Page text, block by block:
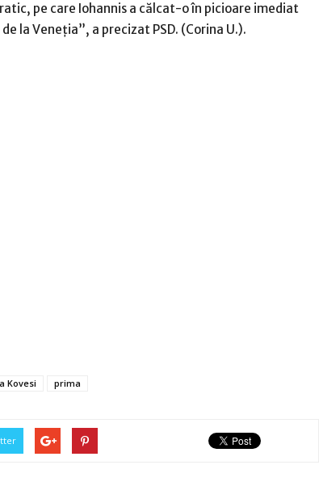
pe care Iohannis a călcat-o în picioare imediat
la Veneţia”, a precizat PSD. (Corina U.).
Kovesi prima